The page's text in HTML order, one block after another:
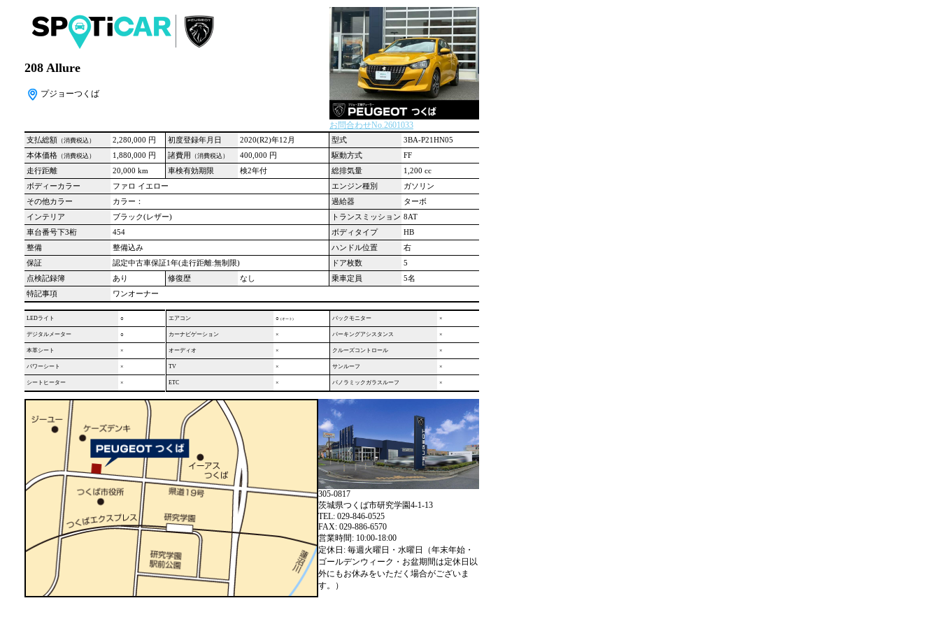
208 Allure
プジョーつくば
お問合わせNo.2601033
支払総額 （消費税込） 2,280,000 円 初度登録年月日 2020(R2)年12月 型式
3BA-P21HN05
本体価格 （消費税込） 1,880,000 円 諸費用 （消費税込） 400,000 円 駆動方式
FF
走行距離
20,000 km 車検有効期限 検2年付 総排気量
1,200 cc
ボディーカラー
ファロ イエロー エンジン種別
ガソリン
その他カラー
カラー： 過給器
ターボ
インテリア
ブラック(レザー) トランスミッション 8AT
車台番号下3桁
454 ボディタイプ
HB
整備
整備込み ハンドル位置
右
保証
認定中古車保証1年(走行距離:無制限) ドア枚数
5
点検記録簿
あり 修復歴 なし 乗車定員
5名
特記事項
ワンオーナー
LEDライト ○
デジタルメーター ○
本革シート ×
パワーシート ×
シートヒーター ×
エアコン ○ (オート)
カーナビゲーション ×
オーディオ ×
TV ×
ETC ×
バックモニター ×
パーキングアシスタンス ×
クルーズコントロール ×
サンルーフ ×
パノラミックガラスルーフ ×
305-0817
茨城県つくば市研究学園4-1-13
TEL: 029-846-0525
FAX: 029-886-6570
営業時間: 10:00-18:00
定休日: 毎週火曜日・水曜日（年末年始・
ゴールデンウィーク・お盆期間は定休日以
外にもお休みをいただく場合がございま
す。）